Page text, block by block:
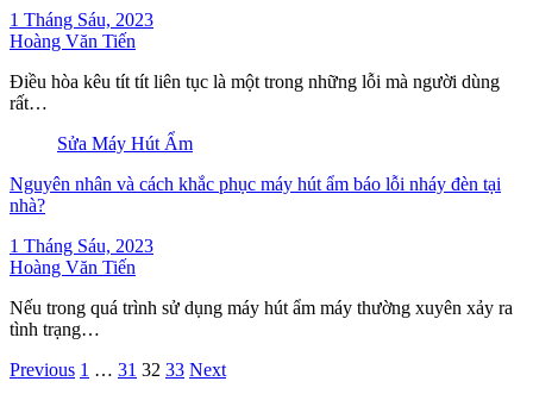
1 Tháng Sáu, 2023
Hoàng Văn Tiến
Điều hòa kêu tít tít liên tục là một trong những lỗi mà người dùng
rất…
Sửa Máy Hút Ẩm
Nguyên nhân và cách khắc phục máy hút ẩm báo lỗi nháy đèn tại
nhà?
1 Tháng Sáu, 2023
Hoàng Văn Tiến
Nếu trong quá trình sử dụng máy hút ẩm máy thường xuyên xảy ra
tình trạng…
Previous 1 … 31 32 33 Next